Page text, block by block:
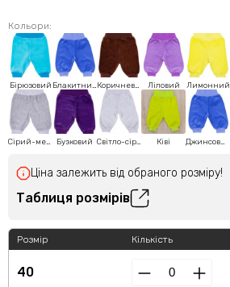
Кольори:
Бірюзовий Блакитний Коричневий Ліловий Лимонний
Сірий-меланж Бузковий Світло-сірий Ківі Джинсовий
Ціна залежить від обраного розміру!
Таблиця розмірів
Розмір
40
Кількість